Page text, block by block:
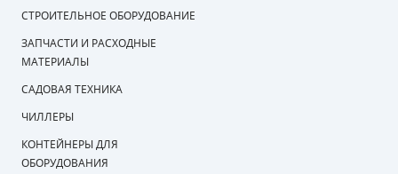
СТРОИТЕЛЬНОЕ ОБОРУДОВАНИЕ
ЗАПЧАСТИ И РАСХОДНЫЕ
МАТЕРИАЛЫ
САДОВАЯ ТЕХНИКА
ЧИЛЛЕРЫ
КОНТЕЙНЕРЫ ДЛЯ
ОБОРУДОВАНИЯ